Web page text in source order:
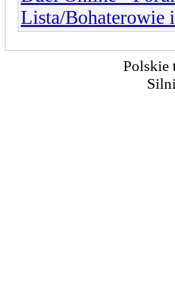
Lista/Bohaterowie
Polskie